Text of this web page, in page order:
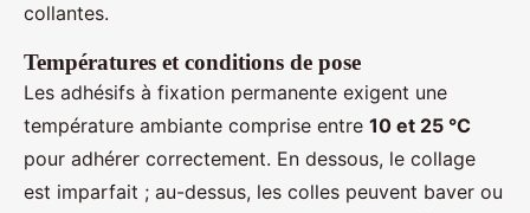
collantes.
Températures et conditions de pose
Les adhésifs à fixation permanente exigent une
température ambiante comprise entre 10 et 25 °C
pour adhérer correctement. En dessous, le collage
est imparfait ; au-dessus, les colles peuvent baver ou